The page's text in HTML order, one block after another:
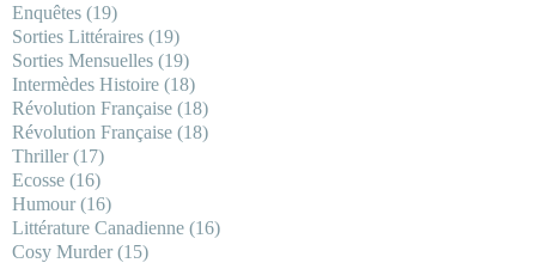
Enquêtes (19)
Sorties Littéraires (19)
Sorties Mensuelles (19)
Intermèdes Histoire (18)
Révolution Française (18)
Révolution Française (18)
Thriller(17)
Ecosse (16)
Humour(16)
Littérature Canadienne (16)
Cosy Murder(15)